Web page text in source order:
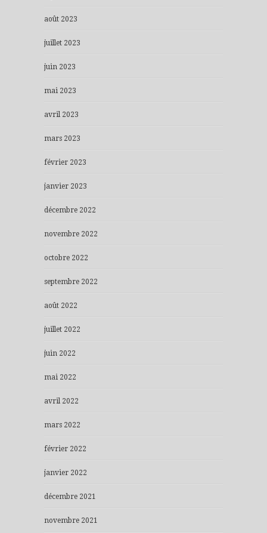
août 2023
juillet 2023
juin 2023
mai 2023
avril 2023
mars 2023
février 2023
janvier 2023
décembre 2022
novembre 2022
octobre 2022
septembre 2022
août 2022
juillet 2022
juin 2022
mai 2022
avril 2022
mars 2022
février 2022
janvier 2022
décembre 2021
novembre 2021